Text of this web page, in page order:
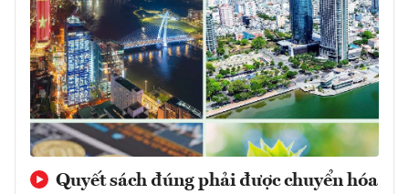
Quyết sách đúng phải được chuyển hóa